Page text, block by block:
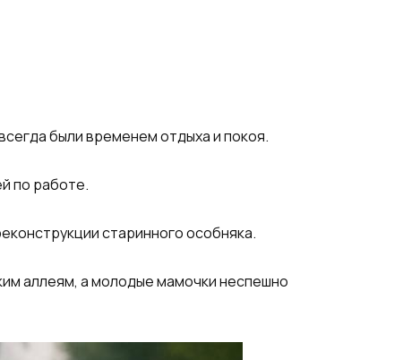
были временем отдыха и покоя.
по работе.
старинного особняка.
аллеям, а молодые мамочки неспешно